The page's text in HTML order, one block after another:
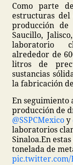
Como parte
estructuras
producción
Saucillo,
laboratorio
alrededor de
litros de
sustancias
la fabricación
En seguimiento
producción de
@SSPCMexicoy
laboratorios
Sinaloa.En
tonelada de
pic.twitter.com/